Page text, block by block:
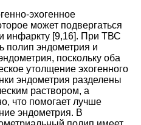
эхогенное
может подвергаться
инфаркту [9,16]. При ТВС
полип эндометрия и
поскольку оба
утолщение эхогенного
эндометрия разделены
раствором, а
что помогает лучше
эндометрия. В